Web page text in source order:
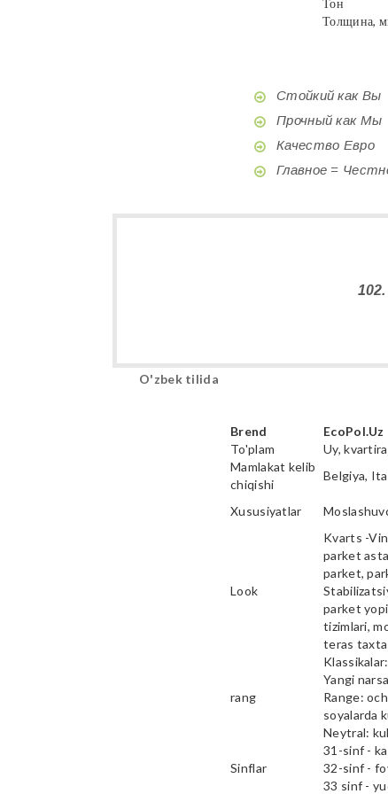
Тон
Толщина,
Стойкий как Вы
Прочный как Мы
Качество Евро
Главное =
O'zbek tilida
Brend
EcoPol.Uz
To'plam
Uy,
Mamlakat kelib
chiqishi
Belgiya,
Xususiyatlar
Look
Kvarts -
parket
parket,
parket
tizimlari,
teras
rang
Yangi
Range:
soyalarda
Neytral:
Sinflar
31-sinf -
32-sinf -
33 sinf -